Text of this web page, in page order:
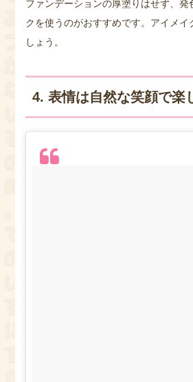
ファンデーションの厚塗りはせず、発
クを使うのがおすすめです。アイメイ
しょう。
4. 表情は自然な笑顔で楽